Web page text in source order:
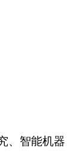
、智能机器